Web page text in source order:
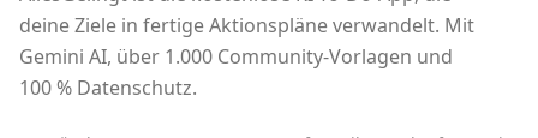
deine Ziele in fertige Aktionspläne verwandelt. Mit
Gemini AI, über 1.000 Community-Vorlagen und
100 % Datenschutz.